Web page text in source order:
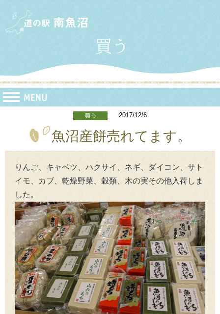
2017/12/6
魚沼産餅売れてます。
りんご、キャベツ、ハクサイ、ネギ、ダイコン、サト
イモ、カブ、乾燥野菜、穀類、木の実その他入荷しま
した。